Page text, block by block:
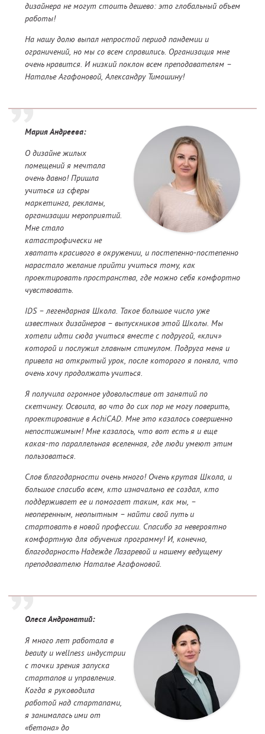
дизайнера не могут стоить дешево: это глобальный объем
работы!
На нашу долю выпал непростой период пандемии и
ограничений, но мы со всем справились. Организация мне
очень нравится. И низкий поклон всем преподавателям –
Наталье Агафоновой, Александру Тимошину!
Мария Андреева:
О дизайне жилых
помещений я мечтала
очень давно! Пришла
учиться из сферы
маркетинга, рекламы,
организации мероприятий.
Мне стало
катастрофически не
хватать красивого в окружении, и постепенно-постепенно
нарастало желание прийти учиться тому, как
проектировать пространства, где можно себя комфортно
чувствовать.
IDS – легендарная Школа. Такое большое число уже
известных дизайнеров – выпускников этой Школы. Мы
хотели идти сюда учиться вместе с подругой, «клич»
которой и послужил главным стимулом. Подруга меня и
привела на открытый урок, после которого я поняла, что
очень хочу продолжать учиться.
Я получила огромное удовольствие от занятий по
скетчингу. Освоила, во что до сих пор не могу поверить,
проектирование в AchiCAD. Мне это казалось совершенно
непостижимым! Мне казалось, что вот есть я и еще
какая-то параллельная вселенная, где люди умеют этим
пользоваться.
Слов благодарности очень много! Очень крутая Школа, и
большое спасибо всем, кто изначально ее создал, кто
поддерживает ее и помогает таким, как мы, –
неоперенным, неопытным – найти свой путь и
стартовать в новой профессии. Спасибо за невероятно
комфортную для обучения программу! И, конечно,
благодарность Надежде Лазаревой и нашему ведущему
преподавателю Наталье Агафоновой.
Олеся Андронатий:
Я много лет работала в
beauty и wellness индустрии
с точки зрения запуска
стартапов и управления.
Когда я руководила
работой над стартапами,
я занималась ими от
«бетона» до